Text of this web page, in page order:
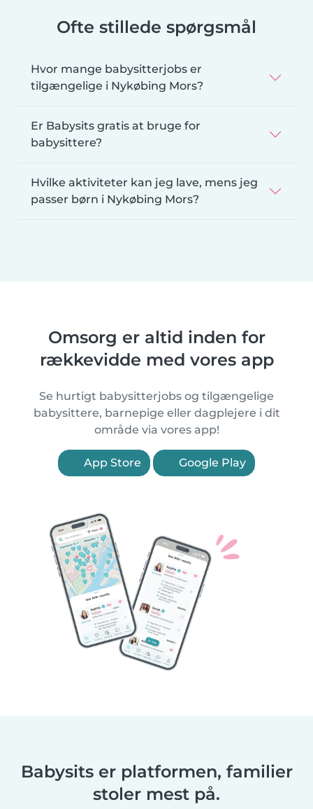
Ofte stillede spørgsmål
Hvor mange babysitterjobs er
tilgængelige i Nykøbing Mors?
Er Babysits gratis at bruge for
babysittere?
Hvilke aktiviteter kan jeg lave, mens jeg
passer børn i Nykøbing Mors?
Omsorg er altid inden for
rækkevidde med vores app
Se hurtigt babysitterjobs og tilgængelige
babysittere, barnepige eller dagplejere i dit
område via vores app!
App Store Google Play
Babysits er platformen, familier
stoler mest på.